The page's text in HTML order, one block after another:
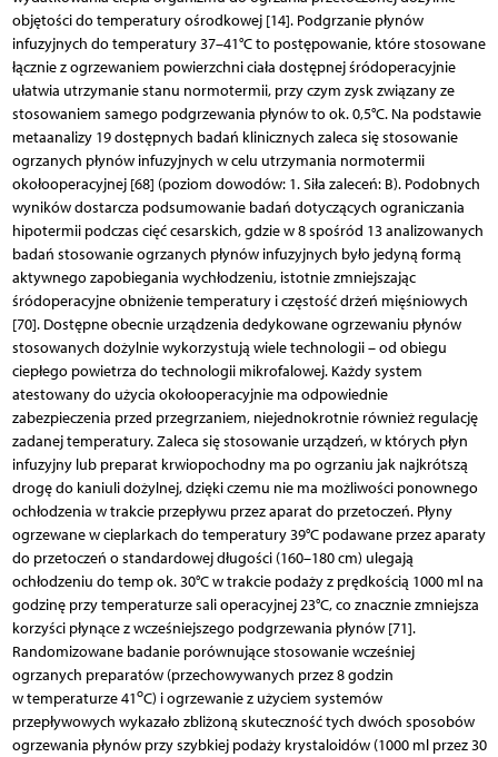
objętości do temperatury ośrodkowej [14]. Podgrzanie płynów
infuzyjnych do temperatury 37–41°C to postępowanie, które stosowane
łącznie z ogrzewaniem powierzchni ciała dostępnej śródoperacyjnie
ułatwia utrzymanie stanu normotermii, przy czym zysk związany ze
stosowaniem samego podgrzewania płynów to ok. 0,5°C. Na podstawie
metaanalizy 19 dostępnych badań klinicznych zaleca się stosowanie
ogrzanych płynów infuzyjnych w celu utrzymania normotermii
okołooperacyjnej [68] (poziom dowodów: 1. Siła zaleceń: B). Podobnych
wyników dostarcza podsumowanie badań dotyczących ograniczania
hipotermii podczas cięć cesarskich, gdzie w 8 spośród 13 analizowanych
badań stosowanie ogrzanych płynów infuzyjnych było jedyną formą
aktywnego zapobiegania wychłodzeniu, istotnie zmniejszając
śródoperacyjne obniżenie temperatury i częstość drżeń mięśniowych
[70]. Dostępne obecnie urządzenia dedykowane ogrzewaniu płynów
stosowanych dożylnie wykorzystują wiele technologii – od obiegu
ciepłego powietrza do technologii mikrofalowej. Każdy system
atestowany do użycia okołooperacyjnie ma odpowiednie
zabezpieczenia przed przegrzaniem, niejednokrotnie również regulację
zadanej temperatury. Zaleca się stosowanie urządzeń, w których płyn
infuzyjny lub preparat krwiopochodny ma po ogrzaniu jak najkrótszą
drogę do kaniuli dożylnej, dzięki czemu nie ma możliwości ponownego
ochłodzenia w trakcie przepływu przez aparat do przetoczeń. Płyny
ogrzewane w cieplarkach do temperatury 39°C podawane przez aparaty
do przetoczeń o standardowej długości (160–180 cm) ulegają
ochłodzeniu do temp ok. 30°C w trakcie podaży z prędkością 1000 ml na
godzinę przy temperaturze sali operacyjnej 23°C, co znacznie zmniejsza
korzyści płynące z wcześniejszego podgrzewania płynów [71].
Randomizowane badanie porównujące stosowanie wcześniej
ogrzanych preparatów (przechowywanych przez 8 godzin
w temperaturze 41oC) i ogrzewanie z użyciem systemów
przepływowych wykazało zbliżoną skuteczność tych dwóch sposobów
ogrzewania płynów przy szybkiej podaży krystaloidów (1000 ml przez 30